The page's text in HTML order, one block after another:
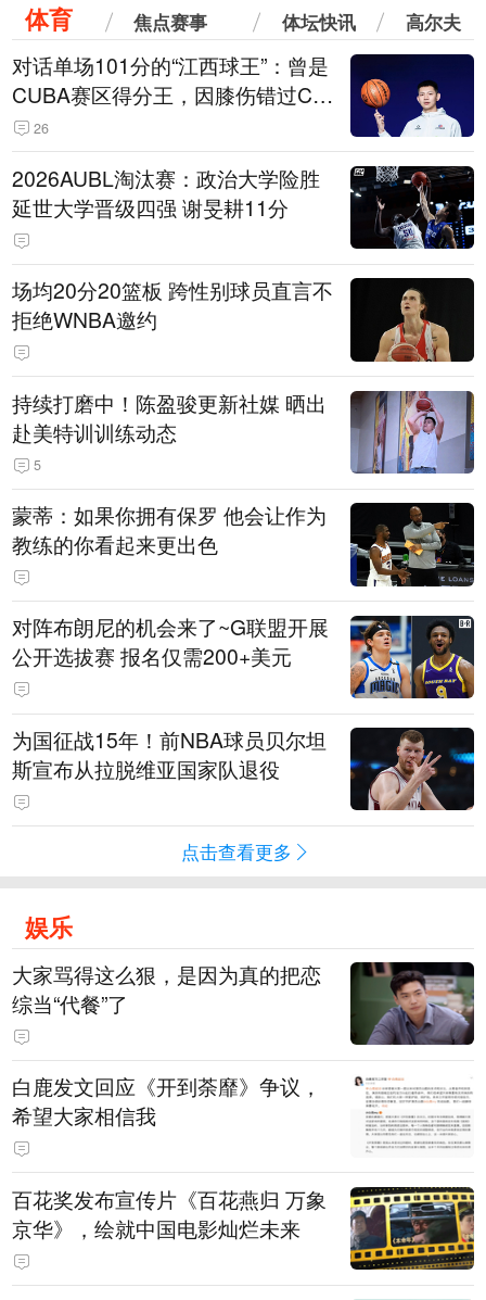
体育 焦点赛事 体坛快讯 高尔夫
对话单场101分的“江西球王”：曾是
CUBA赛区得分王，因膝伤错过CB
A选秀
26
2026AUBL淘汰赛：政治大学险胜
延世大学晋级四强 谢旻耕11分
场均20分20篮板 跨性别球员直言不
拒绝WNBA邀约
持续打磨中！陈盈骏更新社媒 晒出
赴美特训训练动态
5
蒙蒂：如果你拥有保罗 他会让作为
教练的你看起来更出色
对阵布朗尼的机会来了~G联盟开展
公开选拔赛 报名仅需200+美元
为国征战15年！前NBA球员贝尔坦
斯宣布从拉脱维亚国家队退役
点击查看更多
娱乐
大家骂得这么狠，是因为真的把恋
综当“代餐”了
白鹿发文回应《开到荼靡》争议，
希望大家相信我
百花奖发布宣传片《百花燕归 万象
京华》，绘就中国电影灿烂未来